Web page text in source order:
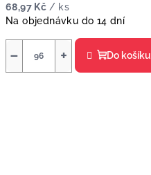
68,97 Kč / ks
Na objednávku do 14 dní
+
− Do košíku